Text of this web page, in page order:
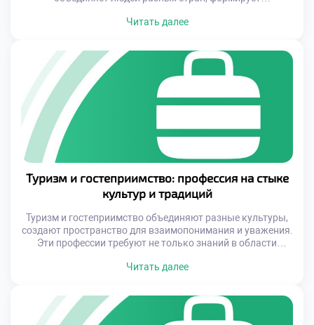
экономическому росту. Однако вместе с возможностями
цифровая трансформация, высокий уровень конкуренции
и необходимость постоянного обучения. Именно поэтому
специалисты в данной области должны быть […]
Читать далее
Туризм и гостеприимство: профессия на стыке
культур и традиций
Туризм и гостеприимство объединяют разные культуры,
создают пространство для взаимопонимания и уважения.
Эти профессии требуют не только знаний в области
особенностей, исторических корней и человеческой
постоянное обучение, развитие коммуникативных
навыков и желание быть частью большого
международного процесса. Это идеальный выбор для тех,
Читать далее